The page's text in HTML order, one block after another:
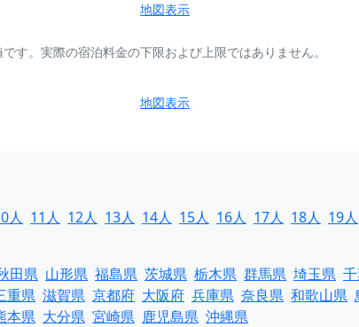
地図表示
す。実際の宿泊料金の下限および上限ではありません。
地図表示
人 11人 12人 13人 14人 15人 16人 17人 18人 19人
田県 山形県 福島県 茨城県 栃木県 群馬県 埼玉県
重県 滋賀県 京都府 大阪府 兵庫県 奈良県 和歌山県
本県 大分県 宮崎県 鹿児島県 沖縄県